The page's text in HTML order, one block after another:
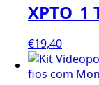
€19,40